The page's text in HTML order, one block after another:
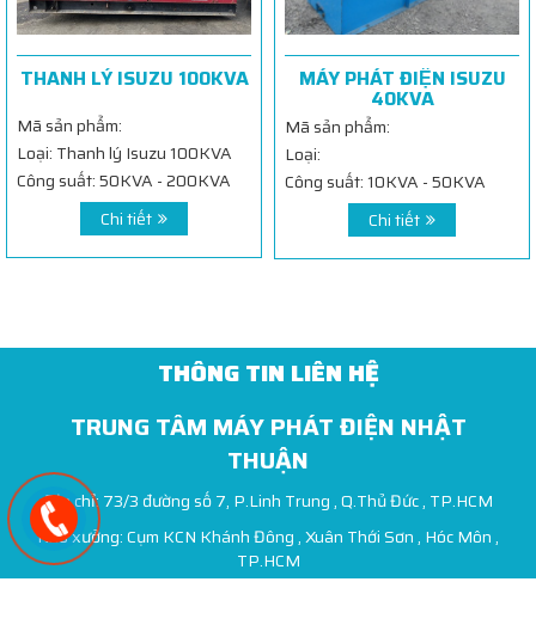
THANH LÝ ISUZU 100KVA
Mã sản phẩm:
Loại: Thanh lý Isuzu 100KVA
Công suất: 50KVA - 200KVA
Chi tiết
MÁY PHÁT ĐIỆN ISUZU
40KVA
Mã sản phẩm:
Loại:
Công suất: 10KVA - 50KVA
Chi tiết
THÔNG TIN LIÊN HỆ
TRUNG TÂM MÁY PHÁT ĐIỆN NHẬT
THUẬN
Địa chỉ: 73/3 đường số 7, P.Linh Trung , Q.Thủ Đức , TP.HCM
Kho xưởng: Cụm KCN Khánh Đông , Xuân Thới Sơn , Hóc Môn ,
TP.HCM